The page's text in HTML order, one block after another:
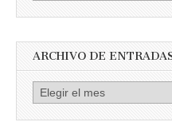
ARCHIVO DE
Archivo